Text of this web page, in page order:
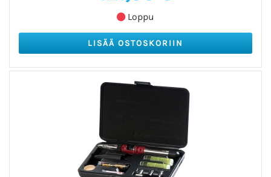
Loppu